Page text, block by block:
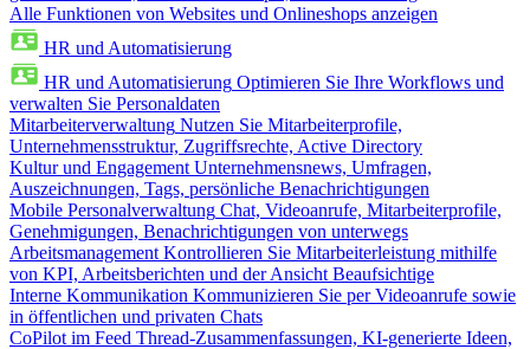
Alle Funktionen von Websites und Onlineshops anzeigen
HR und Automatisierung
HR und Automatisierung Optimieren Sie Ihre Workflows und
verwalten Sie Personaldaten
Mitarbeiterverwaltung Nutzen Sie Mitarbeiterprofile,
Unternehmensstruktur, Zugriffsrechte, Active Directory
Kultur und Engagement Unternehmensnews, Umfragen,
Auszeichnungen, Tags, persönliche Benachrichtigungen
Mobile Personalverwaltung Chat, Videoanrufe, Mitarbeiterprofile,
Genehmigungen, Benachrichtigungen von unterwegs
Arbeitsmanagement Kontrollieren Sie Mitarbeiterleistung mithilfe
von KPI, Arbeitsberichten und der Ansicht Beaufsichtige
Interne Kommunikation Kommunizieren Sie per Videoanrufe sowie
in öffentlichen und privaten Chats
CoPilot im Feed Thread-Zusammenfassungen, KI-generierte Ideen,